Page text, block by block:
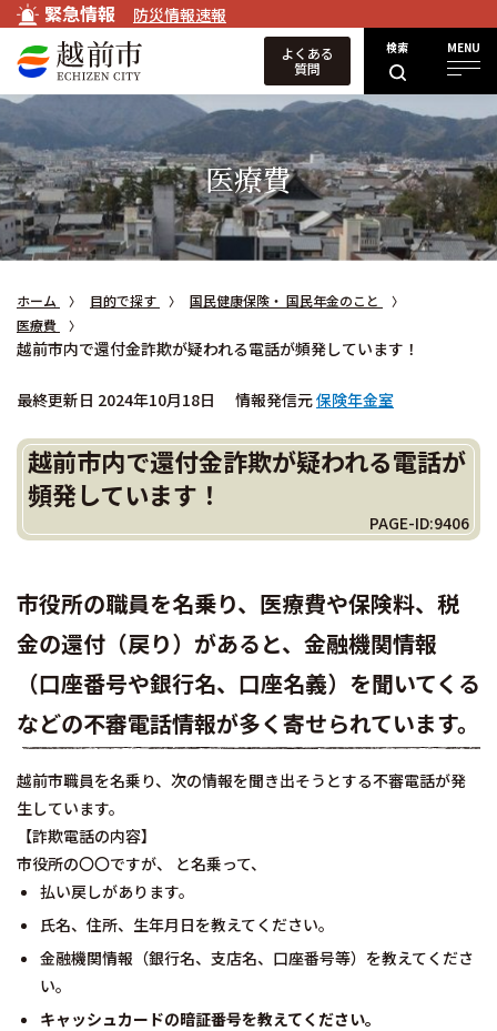
緊急情報 防災情報速報
検索 MENU
よくある
質問
医療費
ホーム 目的で探す
国民健康保険・ 国民年金のこと
医療費
越前市内で還付金詐欺が疑われる電話が頻発しています！
最終更新日 2024年10月18日 情報発信元保険年金室
越前市内で還付金詐欺が疑われる電話が
頻発しています！
PAGE-ID:9406
市役所の職員を名乗り、医療費や保険料、税
金の還付（戻り）があると、金融機関情報
（口座番号や銀行名、口座名義）を聞いてくる
などの不審電話情報が多く寄せられています。
越前市職員を名乗り、次の情報を聞き出そうとする不審電話が発
生しています。
【詐欺電話の内容】
市役所の〇〇ですが、 と名乗って、
払い戻しがあります。
氏名、住所、生年月日を教えてください。
金融機関情報（銀行名、支店名、口座番号等）を教えてくださ
い。
キャッシュカードの暗証番号を教えてください。